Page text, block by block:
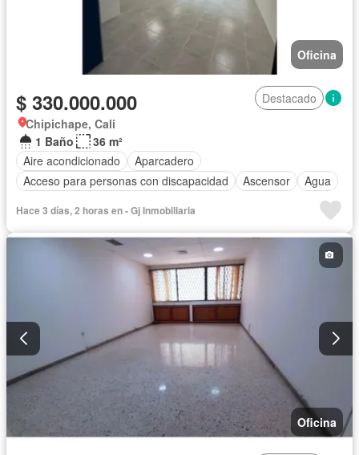
Oficina
$ 330.000.000
Destacado
Chipichape, Cali
1 Baño
36 m²
Aire acondicionado
Aparcadero
Acceso para personas con discapacidad
Ascensor Agua
Hace 3 días, 2 horas en - Gj Inmobiliaria
Oficina